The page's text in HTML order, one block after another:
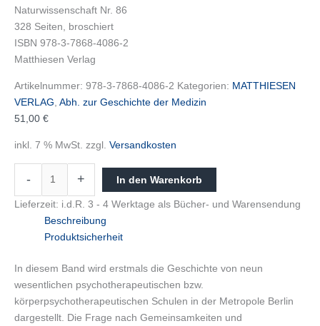
Naturwissenschaft Nr. 86
328 Seiten, broschiert
ISBN 978-3-7868-4086-2
Matthiesen Verlag
Artikelnummer: 978-3-7868-4086-2 Kategorien: MATTHIESEN
VERLAG Abh. zur Geschichte der Medizin
51,00 €
inkl. 7 % MwSt. zzgl. Versandkosten
- + In den Warenkorb
Lieferzeit: i.d.R. 3 - 4 Werktage als Bücher- und Warensendung
Beschreibung
Produktsicherheit
In diesem Band wird erstmals die Geschichte von neun
wesentlichen psychotherapeutischen bzw.
körperpsychotherapeutischen Schulen in der Metropole Berlin
dargestellt. Die Frage nach Gemeinsamkeiten und